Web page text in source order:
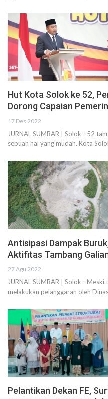
Hut Kota Solok ke 52,
Dorong Capaian
17 Des 2022
JURNAL SUMBAR | Solok - 52
sebuah hal yang mudah. Kota
Antisipasi Dampak
Aktifitas Tambang
27 Agu 2022
JURNAL SUMBAR | Solok -
melakukan pelanggaran oleh
Pelantikan Dekan FE,